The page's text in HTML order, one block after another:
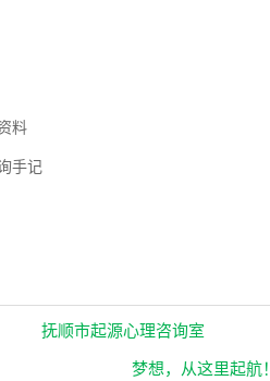
料
手记
抚顺市起源心理咨询室
梦想，从这里起航！